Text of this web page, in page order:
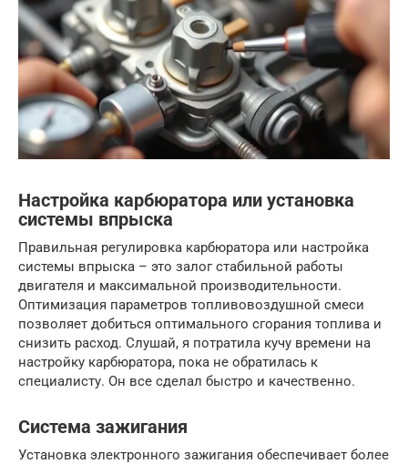
Настройка карбюратора или установка
системы впрыска
Правильная регулировка карбюратора или настройка
системы впрыска – это залог стабильной работы
двигателя и максимальной производительности.
Оптимизация параметров топливовоздушной смеси
позволяет добиться оптимального сгорания топлива и
снизить расход. Слушай, я потратила кучу времени на
настройку карбюратора, пока не обратилась к
специалисту. Он все сделал быстро и качественно.
Система зажигания
Установка электронного зажигания обеспечивает более